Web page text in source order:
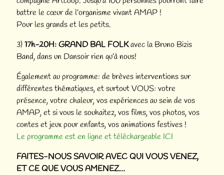
battre le cœur de l’organisme vivant AMAP !
Pour les grands et les petits.
3)17h-20H:GRAND BAL FOLKavec la Bruno Bizis
Band, dans un Dansoir rien qu’à nous!
Également au programme: de brèves interventions sur
différentes thématiques, et surtout VOUS: votre
présence, votre chaleur, vos expériences au sein de vos
AMAP, et si vous le souhaitez, vos films, vos photos, vos
contes et jeux pour enfants, vos animations festives !
Le programme est en ligne et téléchargeable ICI
FAITES-NOUS SAVOIR AVEC QUI VOUS VENEZ,
ET CE QUE VOUS AMENEZ…